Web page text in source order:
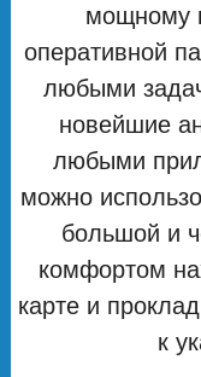
мощному
оперативной
любыми
новейшие
любыми
можно
большой и
комфортом
карте и
к